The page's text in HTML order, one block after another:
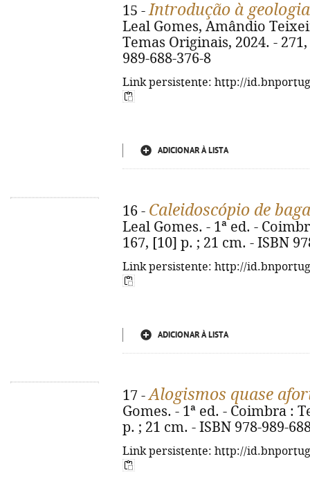
15 -Introdução à
Leal Gomes, Amândio
Temas Originais, 2024. -
989-688-376-8
Link persistente: http://
ADICIONAR À LISTA
16 - Caleidoscópio de
Leal Gomes. - 1ª ed. -
167, [10] p. ; 21 cm. - ISBN
Link persistente: http://
ADICIONAR À LISTA
17 -Alogismos quase
Gomes. - 1ª ed. - Coimbra :
p. ; 21 cm. - ISBN 978-989-
Link persistente: http://